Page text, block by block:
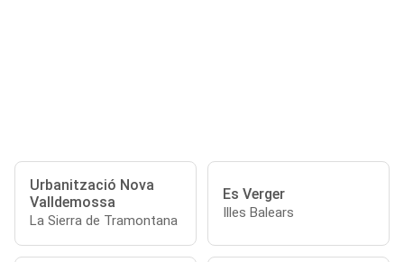
Urbanització Nova
Valldemossa
La Sierra de Tramontana
Es Verger
Illes Balears